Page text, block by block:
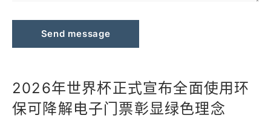
Send message
2026年世界杯正式宣布全面使用环
保可降解电子门票彰显绿色理念